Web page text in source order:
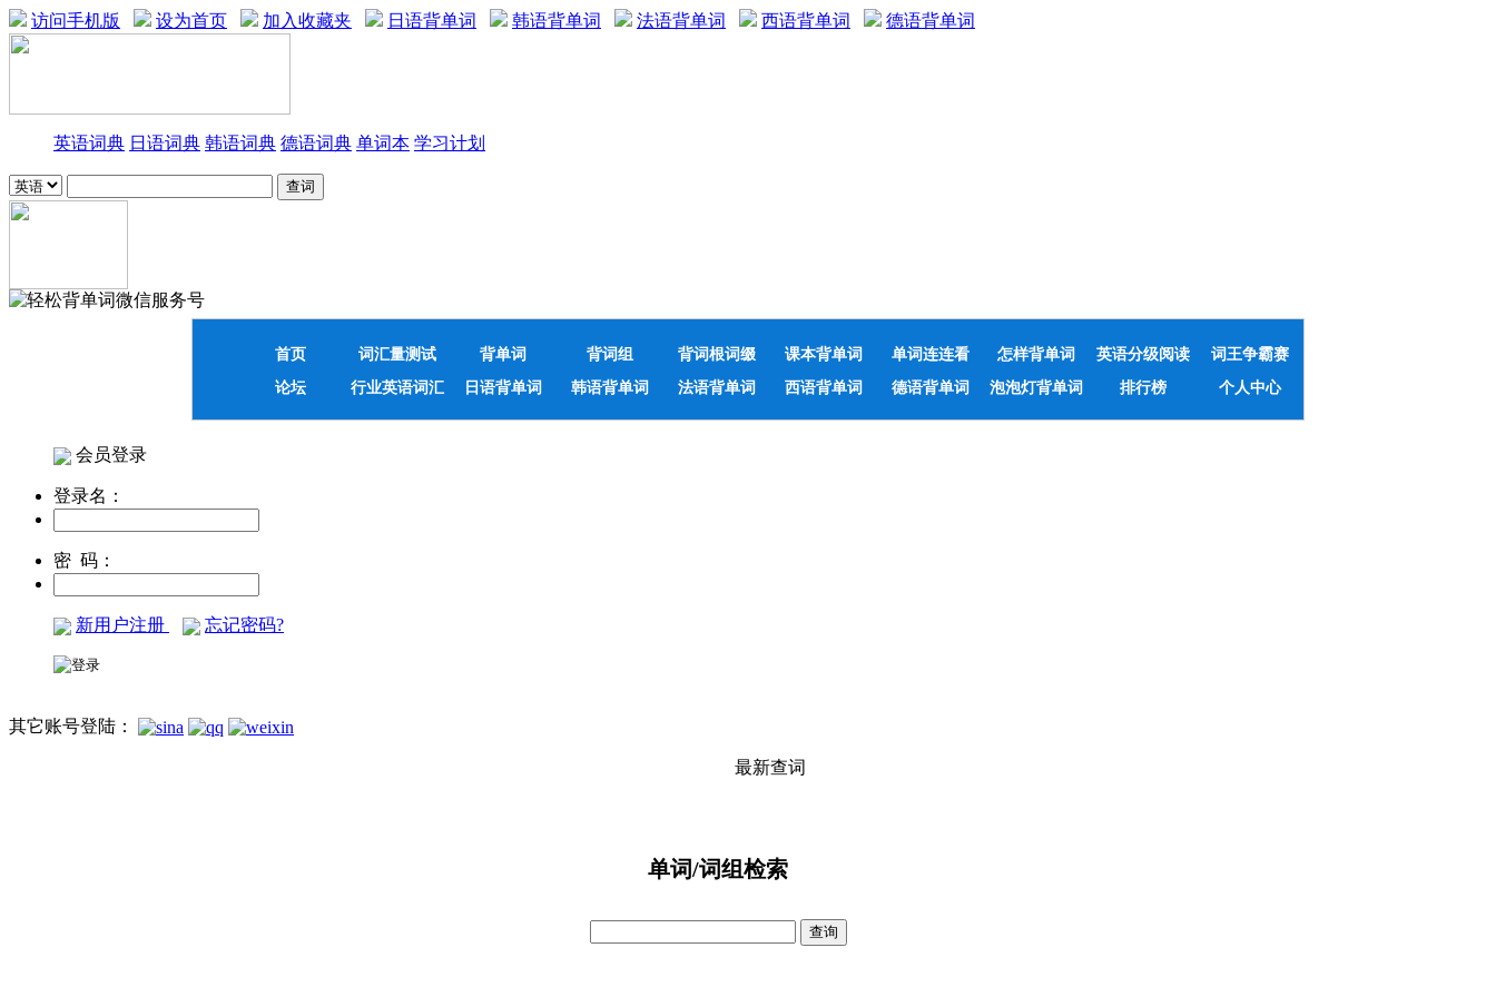
访问手机版 设为首页 加入收藏夹 日语背单词 韩语背单词 法语背单词 西语背单词 德语背单词
英语词典 日语词典 韩语词典 德语词典 单词本 学习计划
首页 词汇量测试 背单词 背词组 背词根词缀 课本背单词 单词连连看 怎样背单词 英语分级阅读
词王争霸赛
论坛
行业英语词汇 日语背单词 韩语背单词 法语背单词 西语背单词 德语背单词 泡泡灯背单词 排行榜 个人中心
会员登录
登录名：
密 码：
新用户注册 忘记密码?
其它账号登陆：
最新查词
单词/词组检索